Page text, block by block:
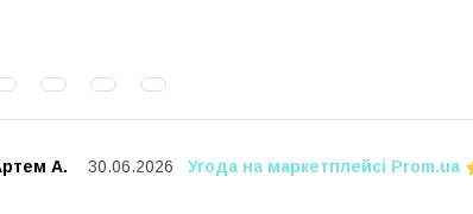
А. 30.06.2026 Угода на маркетплейсі Prom.ua